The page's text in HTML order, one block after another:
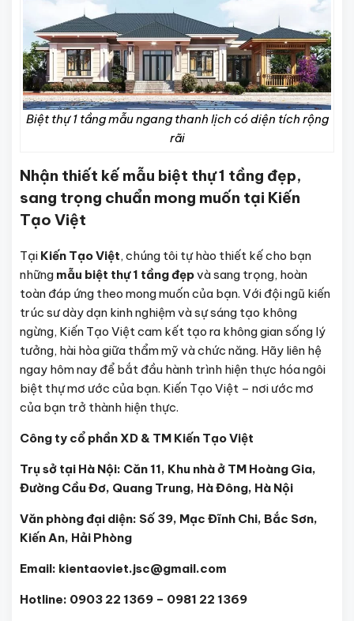
Biệt thự 1 tầng mẫu ngang thanh lịch có diện tích rộng
rãi
Nhận thiết kế mẫu biệt thự 1 tầng đẹp,
sang trọng chuẩn mong muốn tại Kiến
Tạo Việt
Tại Kiến Tạo Việt, chúng tôi tự hào thiết kế cho bạn
những mẫu biệt thự 1 tầng đẹpvà sang trọng, hoàn
toàn đáp ứng theo mong muốn của bạn. Với đội ngũ kiến
trúc sư dày dạn kinh nghiệm và sự sáng tạo không
ngừng, Kiến Tạo Việt cam kết tạo ra không gian sống lý
tưởng, hài hòa giữa thẩm mỹ và chức năng. Hãy liên hệ
ngay hôm nay để bắt đầu hành trình hiện thực hóa ngôi
biệt thự mơ ước của bạn. Kiến Tạo Việt – nơi ước mơ
của bạn trở thành hiện thực.
Công ty cổ phần XD & TM Kiến Tạo Việt
Trụ sở tại Hà Nội: Căn 11, Khu nhà ở TM Hoàng Gia,
Đường Cầu Đơ, Quang Trung, Hà Đông, Hà Nội
Văn phòng đại diện: Số 39, Mạc Đĩnh Chi, Bắc Sơn,
Kiến An, Hải Phòng
Email: kientaoviet.jsc@gmail.com
Hotline: 0903 22 1369 – 0981 22 1369